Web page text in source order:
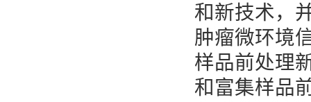
和新技术，
肿瘤微环境
样品前处理
和富集样品